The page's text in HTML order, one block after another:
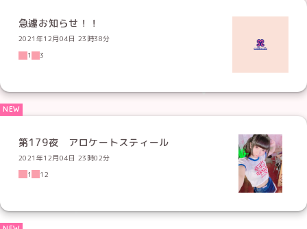
急遽お知らせ！！
2021年12月04日 23時38分
1
3
第179夜 アロケートスティール
2021年12月04日 23時02分
1
12